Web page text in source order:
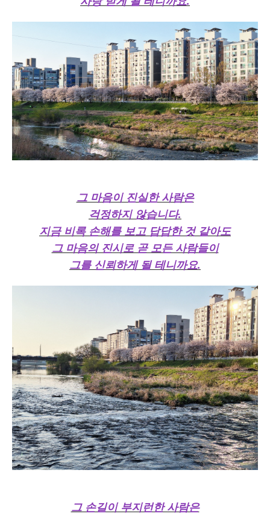
그 마음이 진실한 사람은
걱정하지 않습니다.
지금 비록 손해를 보고 답답한 것 같아도
그 마음의 진시로 곧 모든 사람들이
그를 신뢰하게 될 테니까요.
그 손길이 부지런한 사람은